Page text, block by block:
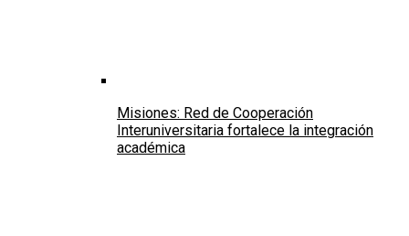
Misiones: Red de Cooperación
Interuniversitaria fortalece la integración
académica